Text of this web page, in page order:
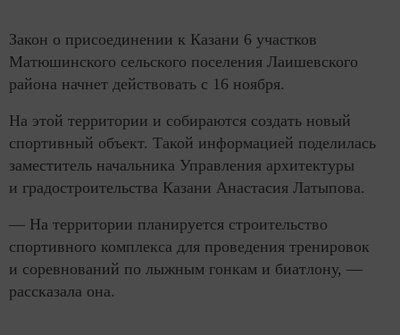
Закон о присоединении к Казани 6 участков
Матюшинского сельского поселения Лаишевского
района начнет действовать с 16 ноября.
На этой территории и собираются создать новый
спортивный объект. Такой информацией поделилась
заместитель начальника Управления архитектуры
и градостроительства Казани Анастасия Латыпова.
— На территории планируется строительство
спортивного комплекса для проведения тренировок
и соревнований по лыжным гонкам и биатлону, —
рассказала она.